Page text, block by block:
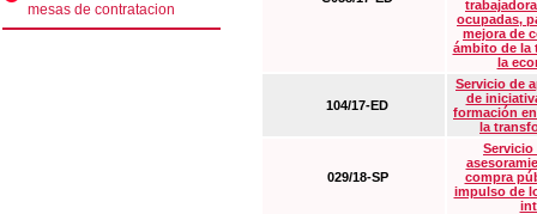
mesas de contratacion
ocupadas,
mejora de
ámbito de la
la
104/17-ED
Servicio de
de
formación
la
029/18-SP
Servicio
compra
impulso de